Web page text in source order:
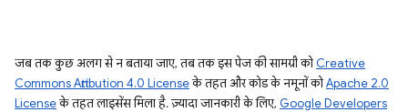
जब तक कुछ अलग से न बताया जाए, तब तक इस पेज की सामग्री कोCreative
Commons Attribution 4.0 Licenseके तहत और कोड के नमूनों कोApache 2.0
Licenseके तहत लाइसेंस मिला है. ज़्यादा जानकारी के लिए, Google Developers